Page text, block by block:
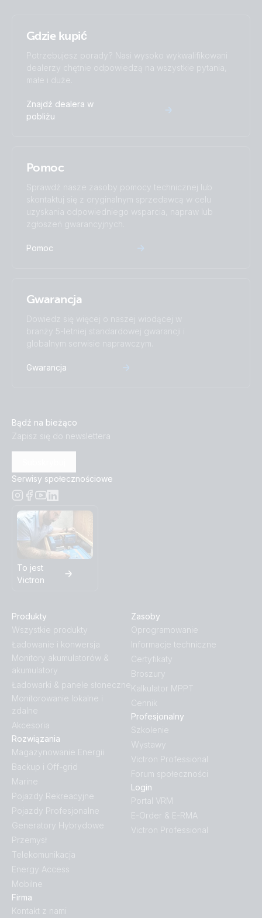
Gdzie kupić
Potrzebujesz porady? Nasi wysoko wykwalifikowani
dealerzy chętnie odpowiedzą na wszystkie pytania,
małe i duże.
Znajdź dealera w
pobliżu
Pomoc
Sprawdź nasze zasoby pomocy technicznej lub
skontaktuj się z oryginalnym sprzedawcą w celu
uzyskania odpowiedniego wsparcia, napraw lub
zgłoszeń gwarancyjnych.
Pomoc
Gwarancja
Dowiedz się więcej o naszej wiodącej w
branży 5-letniej standardowej gwarancji i
globalnym serwisie naprawczym.
Gwarancja
Bądź na bieżąco
Zapisz się do newslettera
Serwisy społecznościowe
To jest
Victron
Produkty
Wszystkie produkty
Ładowanie i konwersja
Monitory akumulatorów &
akumulatory
Ładowarki & panele słoneczne
Monitorowanie lokalne i
zdalne
Akcesoria
Rozwiązania
Magazynowanie Energii
Backup i Off-grid
Marine
Pojazdy Rekreacyjne
Pojazdy Profesjonalne
Generatory Hybrydowe
Przemysł
Telekomunikacja
Energy Access
Mobilne
Firma
Kontakt z nami
Zasoby
Oprogramowanie
Informacje techniczne
Certyfikaty
Broszury
Kalkulator MPPT
Cennik
Profesjonalny
Szkolenie
Wystawy
Victron Professional
Forum społeczności
Login
Portal VRM
E-Order & E-RMA
Victron Professional